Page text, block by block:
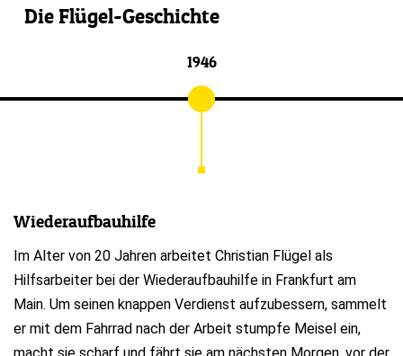
Die Flügel-Geschichte
1946
Wiederaufbauhilfe
Im Alter von 20 Jahren arbeitet Christian Flügel als
Hilfsarbeiter bei der Wiederaufbauhilfe in Frankfurt am
Main. Um seinen knappen Verdienst aufzubessern, sammelt
er mit dem Fahrrad nach der Arbeit stumpfe Meisel ein,